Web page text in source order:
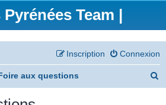
Team |
Connexion
Inscription
aux questions